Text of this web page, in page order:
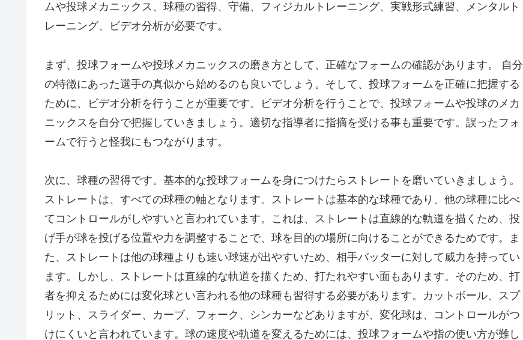
ムや投球メカニックス、球種の習得、守備、フィジカルトレーニング、実戦形式練習、メンタルト
レーニング、ビデオ分析が必要です。
まず、投球フォームや投球メカニックスの磨き方として、正確なフォームの確認があります。 自分
の特徴にあった選手の真似から始めるのも良いでしょう。そして、投球フォームを正確に把握する
ために、ビデオ分析を行うことが重要です。ビデオ分析を行うことで、投球フォームや投球のメカ
ニックスを自分で把握していきましょう。適切な指導者に指摘を受ける事も重要です。誤ったフォ
ームで行うと怪我にもつながります。
次に、球種の習得です。基本的な投球フォームを身につけたらストレートを磨いていきましょう。
ストレートは、すべての球種の軸となります。ストレートは基本的な球種であり、他の球種に比べ
てコントロールがしやすいと言われています。これは、ストレートは直線的な軌道を描くため、投
げ手が球を投げる位置や力を調整することで、球を目的の場所に向けることができるためです。ま
た、ストレートは他の球種よりも速い球速が出やすいため、相手バッターに対して威力を持ってい
ます。しかし、ストレートは直線的な軌道を描くため、打たれやすい面もあります。そのため、打
者を抑えるためには変化球とい言われる他の球種も習得する必要があります。カットボール、スプ
リット、スライダー、カーブ、フォーク、シンカーなどありますが、変化球は、コントロールがつ
けにくいと言われています。球の速度や軌道を変えるためには、投球フォームや指の使い方が難し